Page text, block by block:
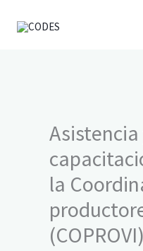
Asistencia
la
(COPROVI)